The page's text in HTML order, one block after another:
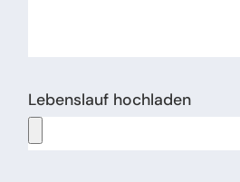
Lebenslauf hochladen